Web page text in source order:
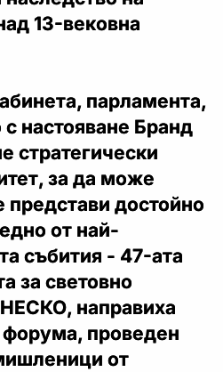
13-вековна
парламента,
с настояване Бранд
стратегически
за да може
представи достойно
от най-
събития - 47-ата
за световно
направиха
форума, проведен
от